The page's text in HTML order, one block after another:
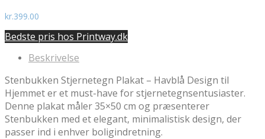
kr.399.00
Bedste pris hos Printway.dk
Beskrivelse
Stenbukken Stjernetegn Plakat – Havblå Design til
Hjemmet er et must-have for stjernetegnsentusiaster.
Denne plakat måler 35×50 cm og præsenterer
Stenbukken med et elegant, minimalistisk design, der
passer ind i enhver boligindretning.